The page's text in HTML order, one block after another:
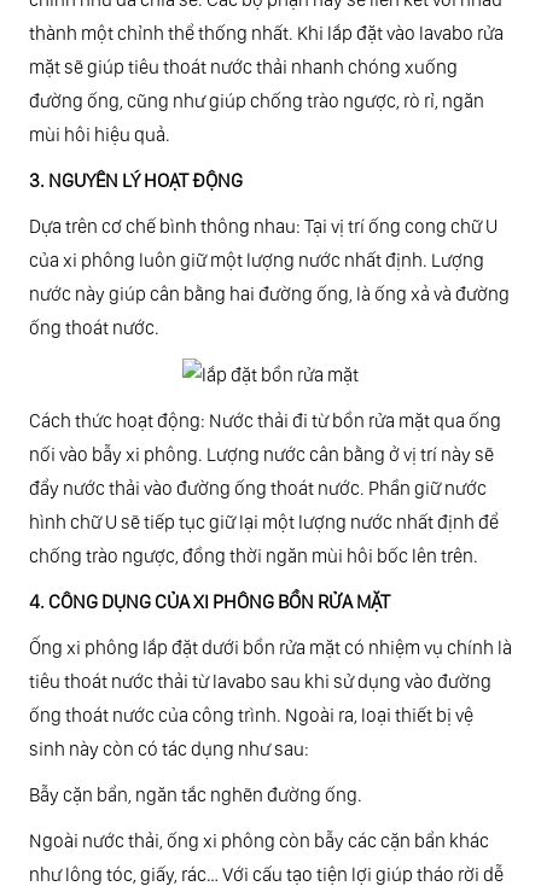
thành một chỉnh thể thống nhất. Khi lắp đặt vào lavabo rửa
mặt sẽ giúp tiêu thoát nước thải nhanh chóng xuống
đường ống, cũng như giúp chống trào ngược, rò rỉ, ngăn
mùi hôi hiệu quả.
3. NGUYÊN LÝ HOẠT ĐỘNG
Dựa trên cơ chế bình thông nhau: Tại vị trí ống cong chữ U
của xi phông luôn giữ một lượng nước nhất định. Lượng
nước này giúp cân bằng hai đường ống, là ống xả và đường
ống thoát nước.
Cách thức hoạt động: Nước thải đi từ bồn rửa mặt qua ống
nối vào bẫy xi phông. Lượng nước cân bằng ở vị trí này sẽ
đẩy nước thải vào đường ống thoát nước. Phần giữ nước
hình chữ U sẽ tiếp tục giữ lại một lượng nước nhất định để
chống trào ngược, đồng thời ngăn mùi hôi bốc lên trên.
4. CÔNG DỤNG CỦA XI PHÔNG BỒN RỬA MẶT
Ống xi phông lắp đặt dưới bồn rửa mặt có nhiệm vụ chính là
tiêu thoát nước thải từ lavabo sau khi sử dụng vào đường
ống thoát nước của công trình. Ngoài ra, loại thiết bị vệ
sinh này còn có tác dụng như sau:
Bẫy cặn bẩn, ngăn tắc nghẽn đường ống.
Ngoài nước thải, ống xi phông còn bẫy các cặn bẩn khác
như lông tóc, giấy, rác… Với cấu tạo tiện lợi giúp tháo rời dễ